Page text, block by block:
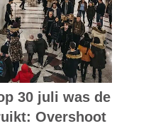
30 juli was de
Overshoot